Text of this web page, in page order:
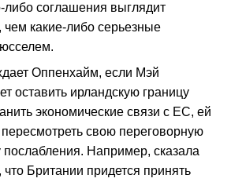
либо соглашения выглядит
чем какие-либо серьезные
Оппенхайм, если Мэй
оставить ирландскую границу
экономические связи с ЕС, ей
свою переговорную
послабления. Например, сказала
Британии придется принять